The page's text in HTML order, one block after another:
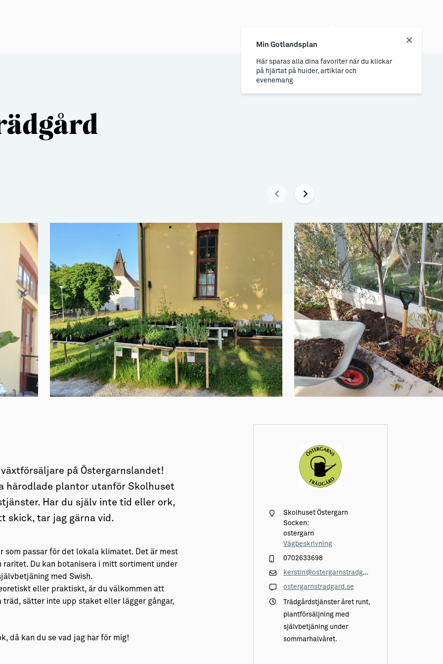
på Östergarnslandet!
härodlade plantor utanför Skolhuset
Har du själv inte tid eller ork,
skick, tar jag gärna vid.
som passar för det lokala klimatet. Det är mest
raritet. Du kan botanisera i mitt sortiment under
med Swish.
eller praktiskt, är du välkommen att
sätter inte upp staket eller lägger gångar,
då kan du se vad jag har för mig!
Skolhuset Östergarn
Socken:
ostergarn
Vägbeskrivning
0702633698
kerstin@ostergarnstradgard.se
ostergarnstradgard.se
Trädgårdstjänster året runt,
plantförsäljning med
självbetjäning under
sommarhalvåret.
Min Gotlandsplan
Här sparas alla dina favoriter när du klickar
på hjärtat på huider, artiklar och
evenemang